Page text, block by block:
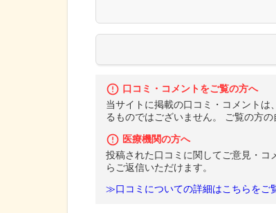
口コミ・コメントをご覧の方へ
当サイトに掲載の口コミ・コメント
るものではございません。 ご覧の方
医療機関の方へ
投稿された口コミに関してご意見・
らご返信いただけます。
≫口コミについての詳細はこちらをご